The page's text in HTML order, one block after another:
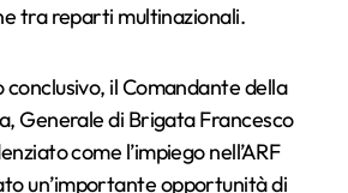
tra reparti multinazionali.
il Comandante della
Generale di Brigata Francesco
come l’impiego nell’ARF
un’importante opportunità di